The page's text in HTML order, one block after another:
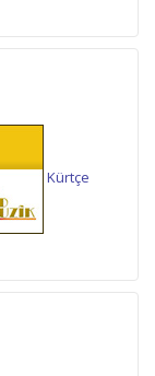
Kürtçe